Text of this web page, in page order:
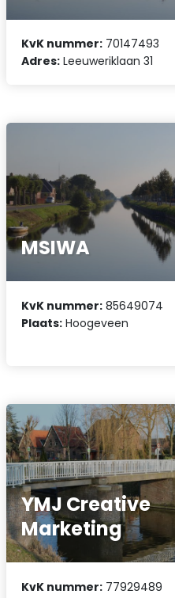
KvK nummer: 70147493
Adres: Leeuweriklaan 31
MSIWA
KvK nummer: 85649074
Plaats: Hoogeveen
YMJ Creative
Marketing
KvK nummer: 77929489